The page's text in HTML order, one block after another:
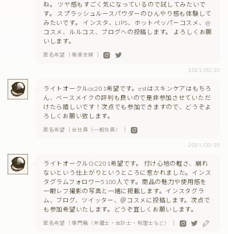
ね。 ツヤ感もすごく気になっているので試してみたいで
す。 スプラッシュルースパウダーのひんやり感も体験して
みたいです。 インスタ、LIPS、ホットペッパーコスメ、@
コスメ、ルルコス、ブログへの投稿します。 よろしくお願
いします。
匿名希望 ｜専業主婦 ｜
2021/03/23
ライトオークルoc201希望です。estはスキンケアはもちろ
ん、ベースメイクの評判も良いので是非参加させていただ
けたら嬉しいです！次点でも参加できますので、どうぞよ
ろしくお願い致します。
匿名希望 ｜会社員（一般社員） ｜
2021/03/23
ライトオークルOC201希望です。 付け心地の軽さ、崩れ
ないという仕上がりというところに惹かれました。インス
タグラムフォロワー5100人です。商品の魅力や使用感を
一眼レフ撮影の写真と一緒に掲載します。インスタグラ
ム、ブログ、ツイッター、＠コスメに投稿します。次点で
も参加希望いたします。どうぞ宜しくお願いします。
匿名希望 ｜専門職（弁護士・会計士・税理士など） ｜